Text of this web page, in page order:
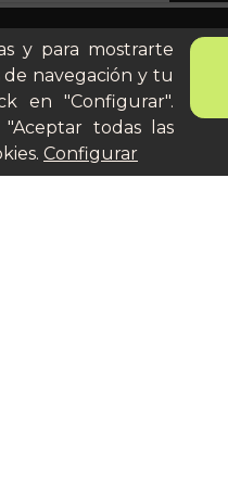
y para mostrarte
navegación y tu
en "Configurar".
todas las
. Configurar
Peter
/ Blog
al 644 52 51 02
al Whatsapp